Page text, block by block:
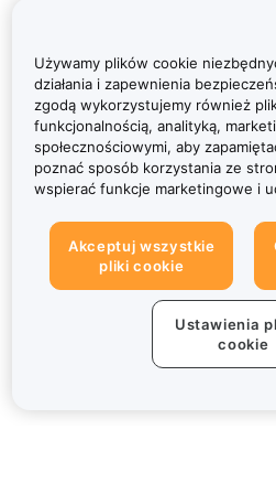
Używamy plików cookie
działania i zapewnienia
zgodą wykorzystujemy również
funkcjonalnością, analityką,
społecznościowymi, aby
poznać sposób korzystania ze
wspierać funkcje marketingowe i
Akceptuj wszystkie
pliki cookie
Ustawienia
cookie